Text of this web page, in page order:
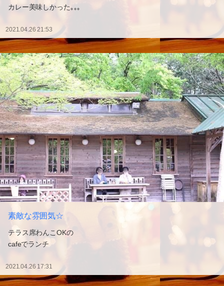
カレー美味しかった｡｡｡
2021.04.26 21:53
素敵な雰囲気☆
テラス席わんこOKの
cafeでランチ
2021.04.26 17:31